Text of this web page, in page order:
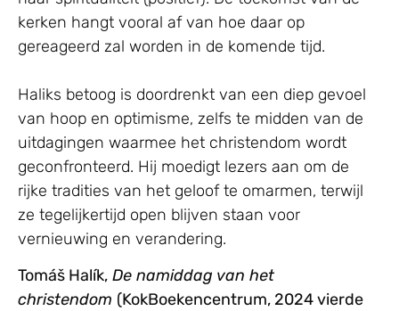
kerken hangt vooral af van hoe daar op
gereageerd zal worden in de komende tijd.
Haliks betoog is doordrenkt van een diep gevoel
van hoop en optimisme, zelfs te midden van de
uitdagingen waarmee het christendom wordt
geconfronteerd. Hij moedigt lezers aan om de
rijke tradities van het geloof te omarmen, terwijl
ze tegelijkertijd open blijven staan voor
vernieuwing en verandering.
Tomáš Halík, De namiddag van het
christendom (KokBoekencentrum, 2024 vierde